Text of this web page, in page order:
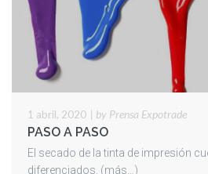
1 abril, 2020 | by Prensa Expotrade
PASO A PASO
El secado de la tinta de impresión
diferenciados. (más…)